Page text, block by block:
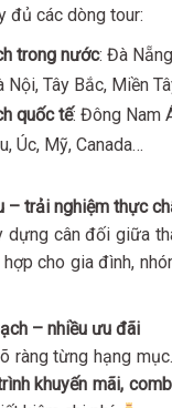
đủ các dòng tour:
trong nước: Đà
Nội, Tây Bắc, Miền
quốc tế: Đông Nam
Úc, Mỹ, Canada…
– trải nghiệm thực
dựng cân đối giữa
cho gia đình,
– nhiều ưu đãi
ràng từng hạng mục.
khuyến mãi,